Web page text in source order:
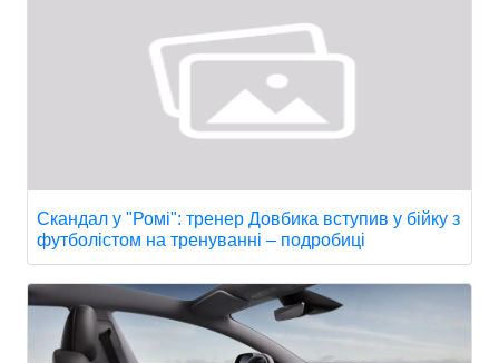
Скандал у "Ромі": тренер Довбика вступив у бійку з
футболістом на тренуванні – подробиці